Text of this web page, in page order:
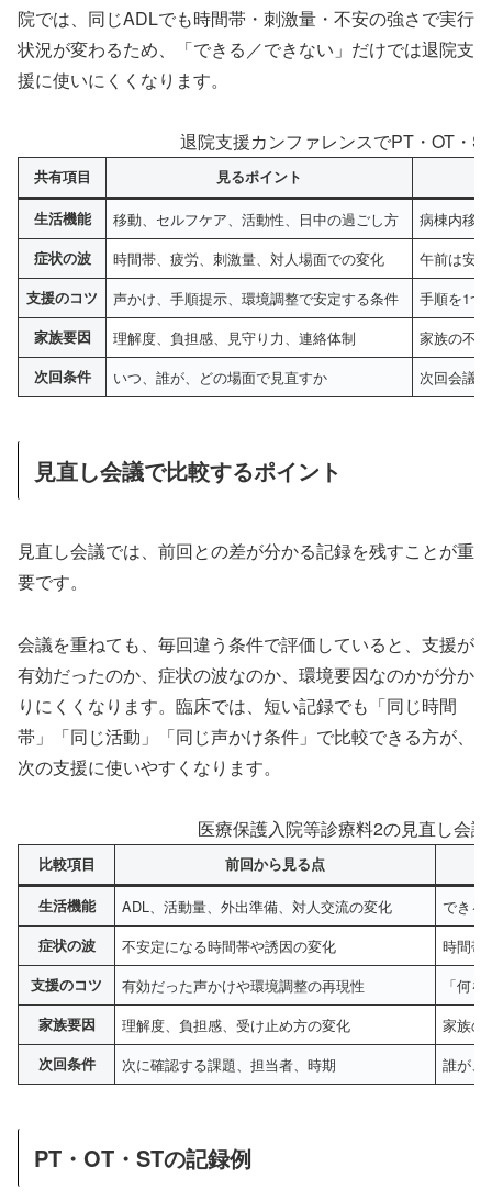
院では、同じADLでも時間帯・刺激量・不安の強さで実行
状況が変わるため、「できる／できない」だけでは退院支
援に使いにくくなります。
退院支援カンファレンスでPT・OT・
共有項目 見るポイント
生活機能 移動、セルフケア、活動性、日中の過ごし方 病棟内移
症状の波 時間帯、疲労、刺激量、対人場面での変化 午前は安
支援のコツ 声かけ、手順提示、環境調整で安定する条件 手順を1つ
家族要因 理解度、負担感、見守り力、連絡体制 家族の不
次回条件 いつ、誰が、どの場面で見直すか 次回会議
見直し会議で比較するポイント
見直し会議では、前回との差が分かる記録を残すことが重
要です。
会議を重ねても、毎回違う条件で評価していると、支援が
有効だったのか、症状の波なのか、環境要因なのかが分か
りにくくなります。臨床では、短い記録でも「同じ時間
帯」「同じ活動」「同じ声かけ条件」で比較できる方が、
次の支援に使いやすくなります。
医療保護入院等診療料2の見直し会
比較項目 前回から見る点
生活機能 ADL、活動量、外出準備、対人交流の変化 できる
症状の波 不安定になる時間帯や誘因の変化 時間帯
支援のコツ 有効だった声かけや環境調整の再現性 「何
家族要因 理解度、負担感、受け止め方の変化 家族の
次回条件 次に確認する課題、担当者、時期 誰が、
PT・OT・STの記録例